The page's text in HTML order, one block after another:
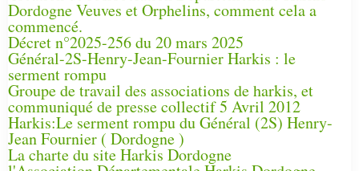
Dordogne Veuves et Orphelins, comment cela a
commencé.
Décret n°2025-256 du 20 mars 2025
Général-2S-Henry-Jean-Fournier Harkis : le
serment rompu
Groupe de travail des associations de harkis, et
communiqué de presse collectif 5 Avril 2012
Harkis:Le serment rompu du Général (2S) Henry-
Jean Fournier ( Dordogne )
La charte du site Harkis Dordogne